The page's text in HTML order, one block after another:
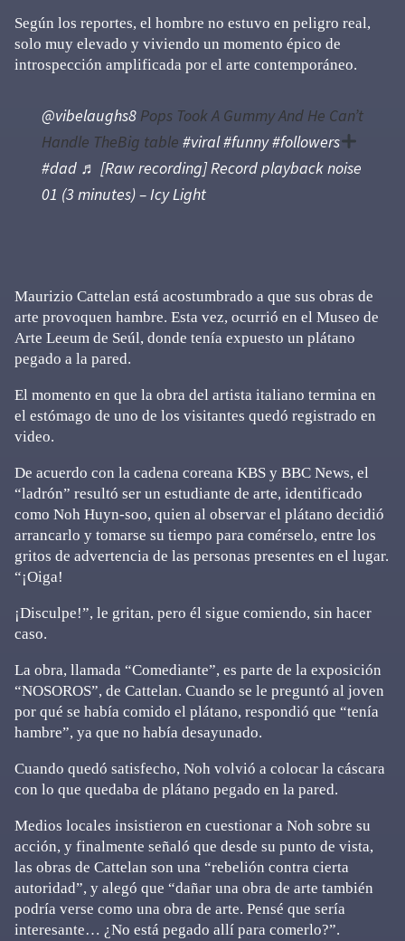
Según los reportes, el hombre no estuvo en peligro real,
solo muy elevado y viviendo un momento épico de
introspección amplificada por el arte contemporáneo.
@vibelaughs8 Pops Took A Gummy And He Can’t
Handle TheBig table #viral#funny#followers
#dad ♬ [Raw recording] Record playback noise
01 (3 minutes) – Icy Light
Maurizio Cattelan está acostumbrado a que sus obras de
arte provoquen hambre. Esta vez, ocurrió en el Museo de
Arte Leeum de Seúl, donde tenía expuesto un plátano
pegado a la pared.
El momento en que la obra del artista italiano termina en
el estómago de uno de los visitantes quedó registrado en
video.
De acuerdo con la cadena coreana KBS y BBC News, el
“ladrón” resultó ser un estudiante de arte, identificado
como Noh Huyn-soo, quien al observar el plátano decidió
arrancarlo y tomarse su tiempo para comérselo, entre los
gritos de advertencia de las personas presentes en el lugar.
“¡Oiga!
¡Disculpe!”, le gritan, pero él sigue comiendo, sin hacer
caso.
La obra, llamada “Comediante”, es parte de la exposición
“NOSOROS”, de Cattelan. Cuando se le preguntó al joven
por qué se había comido el plátano, respondió que “tenía
hambre”, ya que no había desayunado.
Cuando quedó satisfecho, Noh volvió a colocar la cáscara
con lo que quedaba de plátano pegado en la pared.
Medios locales insistieron en cuestionar a Noh sobre su
acción, y finalmente señaló que desde su punto de vista,
las obras de Cattelan son una “rebelión contra cierta
autoridad”, y alegó que “dañar una obra de arte también
podría verse como una obra de arte. Pensé que sería
interesante… ¿No está pegado allí para comerlo?”.